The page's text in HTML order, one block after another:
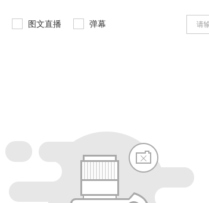
图文直播 弹幕